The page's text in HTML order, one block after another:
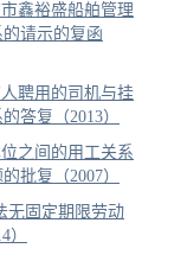
鑫裕盛船舶管理
请示的复函
聘用的司机与挂
答复（2013）
之间的用工关系
批复（2007）
无固定期限劳动